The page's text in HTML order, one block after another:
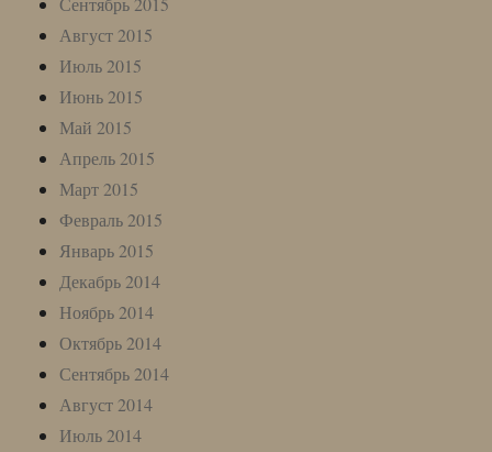
Август 2015
Июль 2015
Июнь 2015
Май 2015
Апрель 2015
Март 2015
Февраль 2015
Январь 2015
Декабрь 2014
Ноябрь 2014
Октябрь 2014
Сентябрь 2014
Август 2014
Июль 2014